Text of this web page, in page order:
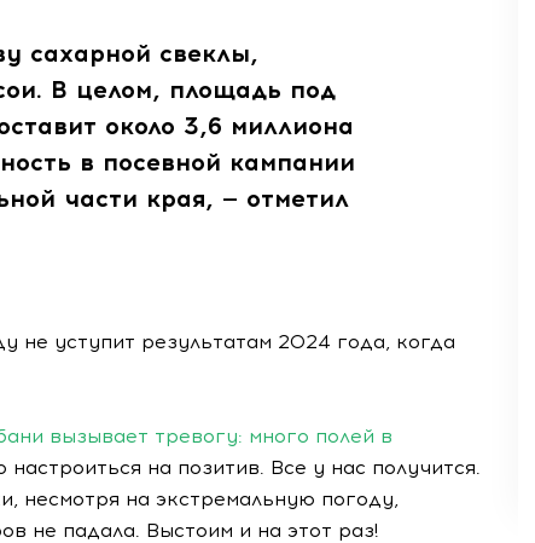
сахарной свеклы,
В целом, площадь под
около 3,6 миллиона
в посевной кампании
части края, — отметил
не уступит результатам 2024 года, когда
вызывает тревогу: много полей в
на позитив. Все у нас получится.
несмотря на экстремальную погоду,
не падала. Выстоим и на этот раз!